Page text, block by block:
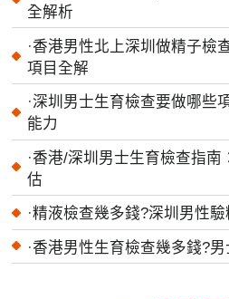
全解析
·香港男性北上深圳做精子檢
項目全解
·深圳男士生育檢查要做哪些
能力
·香港/深圳男士生育檢查指南
估
·精液檢查幾多錢?深圳男性
·香港男性生育檢查幾多錢?